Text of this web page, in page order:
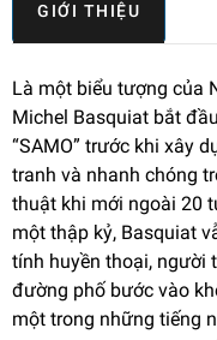
GIỚI THIỆU
Là một biểu tượng của
Michel Basquiat bắt
“SAMO” trước khi xây
tranh và nhanh chóng
thuật khi mới ngoài 20
một thập kỷ, Basquiat
tính huyền thoại, người
đường phố bước vào
một trong những tiếng